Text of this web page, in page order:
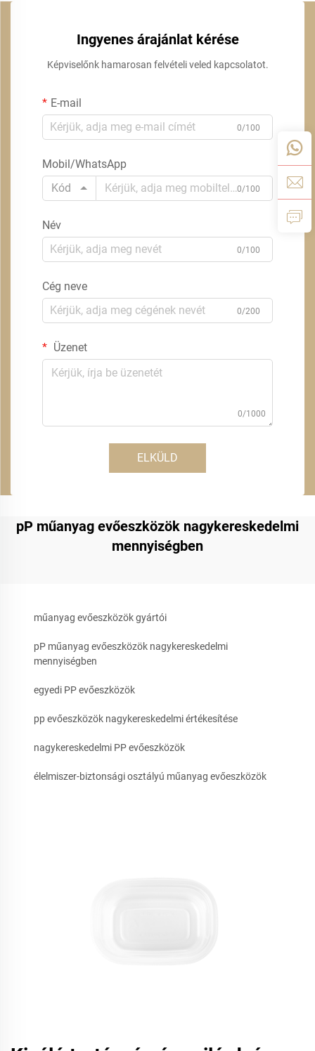
Ingyenes árajánlat kérése
Képviselőnk hamarosan felvételi veled kapcsolatot.
E-mail
0/100
Mobil/WhatsApp
Kód
0/100
Név
0/100
Cég neve
0/200
Üzenet
0/1000
ELKÜLD
pP műanyag evőeszközök nagykereskedelmi
mennyiségben
műanyag evőeszközök gyártói
pP műanyag evőeszközök nagykereskedelmi
mennyiségben
egyedi PP evőeszközök
pp evőeszközök nagykereskedelmi értékesítése
nagykereskedelmi PP evőeszközök
élelmiszer-biztonsági osztályú műanyag evőeszközök